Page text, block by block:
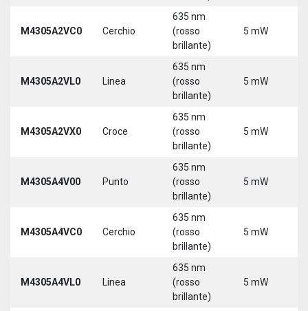
M4305A2VC0 Cerchio
635 nm
(rosso
brillante)
5 mW
M4305A2VL0 Linea
635 nm
(rosso
brillante)
5 mW
M4305A2VX0 Croce
635 nm
(rosso
brillante)
5 mW
M4305A4V00 Punto
635 nm
(rosso
brillante)
5 mW
M4305A4VC0 Cerchio
635 nm
(rosso
brillante)
5 mW
M4305A4VL0 Linea
635 nm
(rosso
brillante)
5 mW